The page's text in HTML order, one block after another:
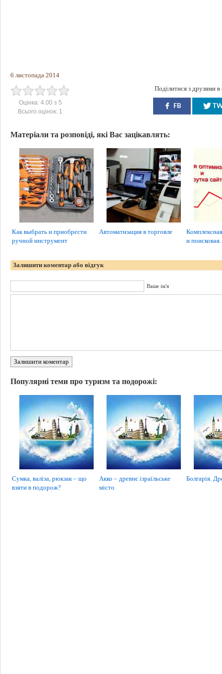
6 листопада 2014
Оцінка: 4.00 з 5
Всього оцінок: 1
Поділитися з друзями
FB
Матеріали та розповіді, які Вас зацікавлять:
Как выбрать и приобрести
ручной инструмент
Автоматизация в торговле
и
Залишити коментар або відгук
Ваше ім'я
Залишити коментар
Популярні теми про туризм та подорожі:
Сумка, валіза, рюкзак – що
взяти в подорож?
Акко – древнє ізраїльське
місто
Болгарія.